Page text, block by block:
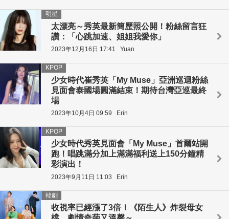
太漂亮～秀英最新簡歷照公開！粉絲留言狂
讚：「心跳加速、姐姐我愛你」
明星
2023年12月16日 17:41 Yuan
少女時代崔秀英「My Muse」亞洲巡迴粉絲
見面會泰國場圓滿結束！期待台灣亞巡最終
場
KPOP
2023年10月4日 09:59 Erin
少女時代秀英見面會「My Muse」首爾站開
跑！唱跳滿分加上滿滿福利送上150分鐘精
彩演出！
KPOP
2023年9月11日 11:03 Erin
收視率已經漲了3倍！《陌生人》炸裂母女
韓劇